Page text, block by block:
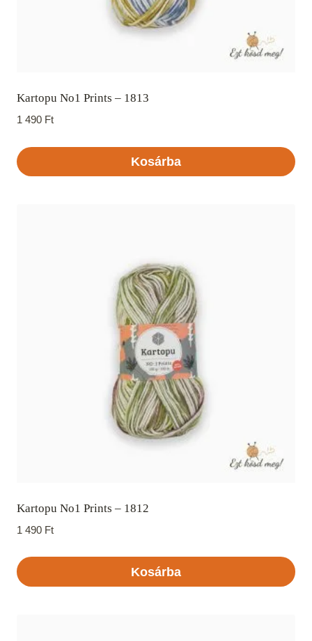
Kartopu No1 Prints – 1813
1 490 Ft
Kosárba
Kartopu No1 Prints – 1812
1 490 Ft
Kosárba